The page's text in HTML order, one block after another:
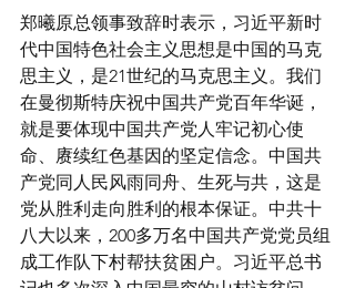
郑曦原总领事致辞时表示，习近平新时
代中国特色社会主义思想是中国的马克
思主义，是21世纪的马克思主义。我们
在曼彻斯特庆祝中国共产党百年华诞，
就是要体现中国共产党人牢记初心使
命、赓续红色基因的坚定信念。中国共
产党同人民风雨同舟、生死与共，这是
党从胜利走向胜利的根本保证。中共十
八大以来，200多万名中国共产党党员组
成工作队下村帮扶贫困户。习近平总书